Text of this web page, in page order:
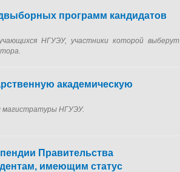
программ кандидатов
НГУЭУ, участники которой выберут
академическую
магистратуры НГУЭУ.
Правительства
имеющим статус